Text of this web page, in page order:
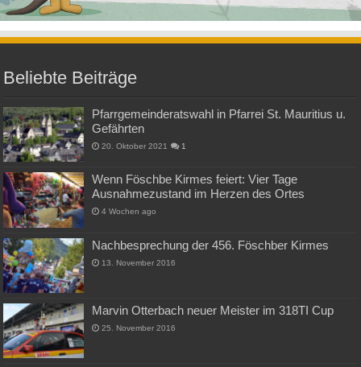
Beliebte Beiträge
Pfarrgemeinderatswahl in Pfarrei St. Mauritius u.
Gefährten
20. Oktober 2021 1
Wenn Föschbe Kirmes feiert: Vier Tage
Ausnahmezustand im Herzen des Ortes
4 Wochen ago
Nachbesprechung der 456. Föschber Kirmes
13. November 2016
Marvin Otterbach neuer Meister im 318TI Cup
25. November 2016